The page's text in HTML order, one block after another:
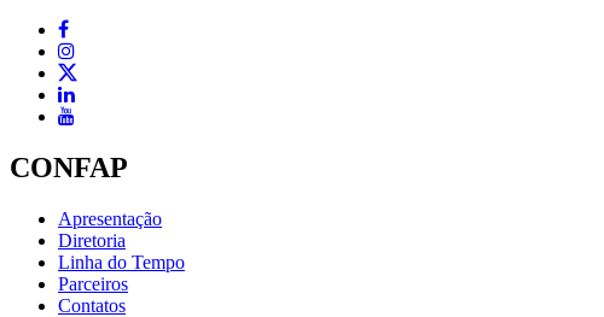
CONFAP
Apresentação
Diretoria
Linha do Tempo
Parceiros
Contatos